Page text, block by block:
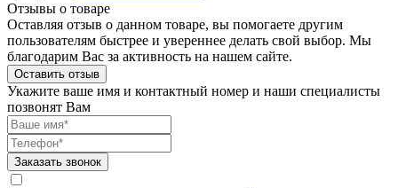
Отзывы о товаре
Оставляя отзыв о данном товаре, вы помогаете другим
пользователям быстрее и увереннее делать свой выбор. Мы
благодарим Вас за активность на нашем сайте.
Оставить отзыв
Укажите ваше имя и контактный номер и наши специалисты
позвонят Вам
Заказать звонок